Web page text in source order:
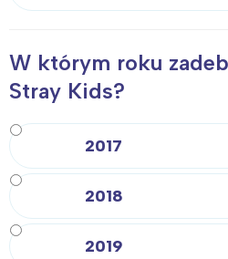
W którym roku
Stray Kids?
2017
2018
2019